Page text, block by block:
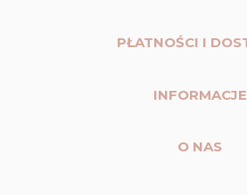
PŁATNOŚCI I
INFORMACJE
O NAS